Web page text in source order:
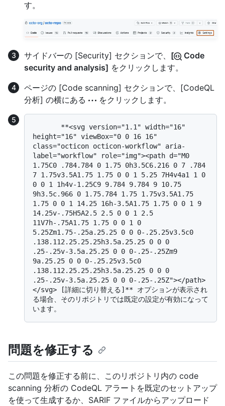
す。
サイドバーの [Security] セクションで、 [
Code
security and analysis] をクリックします。
ページの [Code scanning] セクションで、[CodeQL
分析] の横にある
をクリックします。
height="16" viewBox="0 0 16 16"
class="octicon octicon-workflow" aria-
label="workflow" role="img"><path d="M0
1.75C0 .784.784 0 1.75 0h3.5C6.216 0 7 .784
7 1.75v3.5A1.75 1.75 0 0 1 5.25 7H4v4a1 1 0
0 0 1 1h4v-1.25C9 9.784 9.784 9 10.75
9h3.5c.966 0 1.75.784 1.75 1.75v3.5A1.75
1.75 0 0 1 14.25 16h-3.5A1.75 1.75 0 0 1 9
14.25v-.75H5A2.5 2.5 0 0 1 2.5
11V7h-.75A1.75 1.75 0 0 1 0
5.25Zm1.75-.25a.25.25 0 0 0-.25.25v3.5c0
.138.112.25.25.25h3.5a.25.25 0 0 0
.25-.25v-3.5a.25.25 0 0 0-.25-.25Zm9
9a.25.25 0 0 0-.25.25v3.5c0
.138.112.25.25.25h3.5a.25.25 0 0 0
.25-.25v-3.5a.25.25 0 0 0-.25-.25Z"></path>
</svg> [詳細に切り替える]** オプションが表示され
る場合、そのリポジトリでは既定の設定が有効になって
問題を修正する
この問題を修正する前に、このリポジトリ内の code
scanning 分析の CodeQL アラートを既定のセットアップ
を使って生成するか、SARIF ファイルからアップロード